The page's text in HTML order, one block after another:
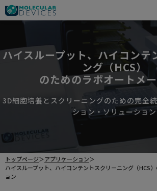
モレキュラーデバイスとは
アプリケーション
製品一覧
導入事例
資料請求
ハイスループット、ハイコンテ
ング（HCS）
のためのラボオートメ
3D細胞培養とスクリーニングのための完全
ション・ソリューション
トップページ＞アプリケーション＞
ハイスループット、ハイコンテントスクリーニング（HCS
ョン